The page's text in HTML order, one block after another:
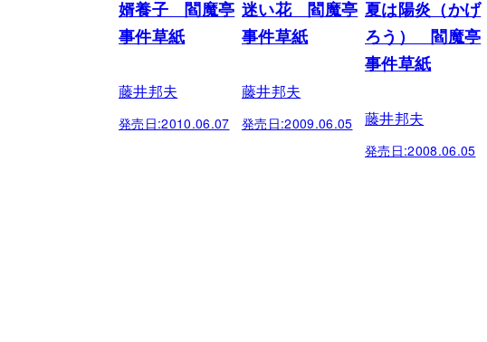
婿養子 閻魔亭
事件草紙
藤井邦夫
発売日:2010.06.07
迷い花 閻魔亭
事件草紙
藤井邦夫
発売日:2009.06.05
夏は陽炎（かげ
ろう） 閻魔亭
事件草紙
藤井邦夫
発売日:2008.06.05